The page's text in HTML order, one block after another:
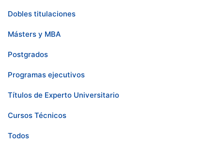
Dobles titulaciones
Másters y MBA
Postgrados
Programas ejecutivos
Títulos de Experto Universitario
Cursos Técnicos
Todos